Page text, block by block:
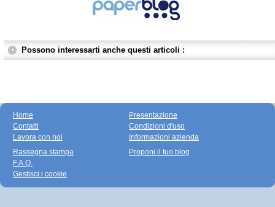
Possono interessarti anche questi articoli :
Home
Contatti
Lavora con noi
Presentazione
Condizioni d'uso
Informazioni azienda
Rassegna stampa
F.A.Q.
Gestisci i cookie
Proponi il tuo blog